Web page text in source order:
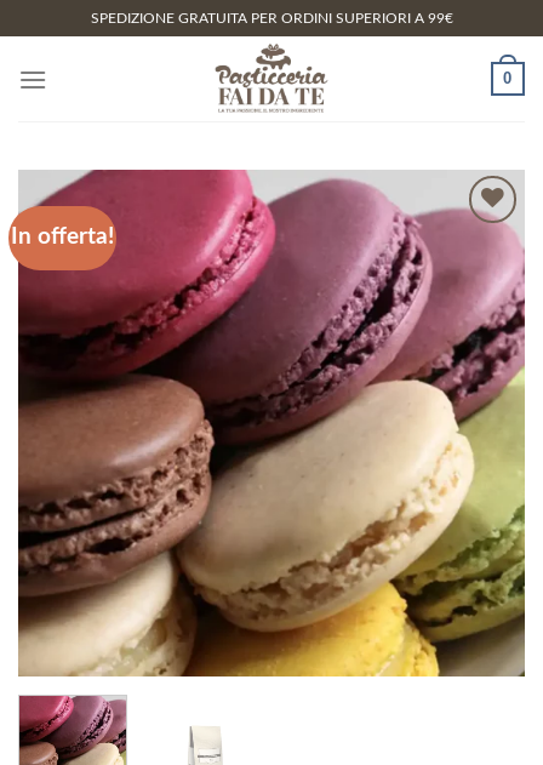
contenuti
SPEDIZIONE GRATUITA PER ORDINI SUPERIORI A 99€
0
In offerta!
alla lista
dei
desideri